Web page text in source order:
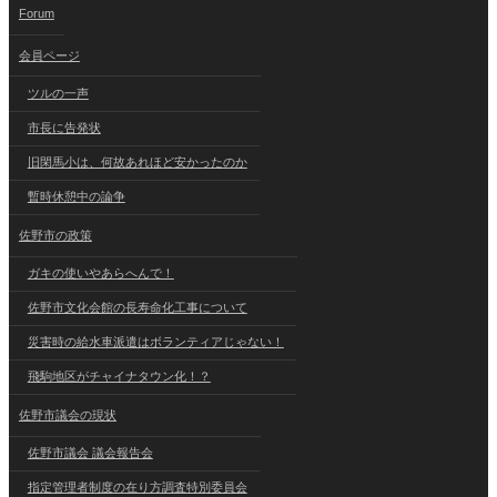
Forum
会員ページ
ツルの一声
市長に告発状
旧閑馬小は、何故あれほど安かったのか
暫時休憩中の論争
佐野市の政策
ガキの使いやあらへんで！
佐野市文化会館の長寿命化工事について
災害時の給水車派遣はボランティアじゃない！
飛駒地区がチャイナタウン化！？
佐野市議会の現状
佐野市議会 議会報告会
指定管理者制度の在り方調査特別委員会